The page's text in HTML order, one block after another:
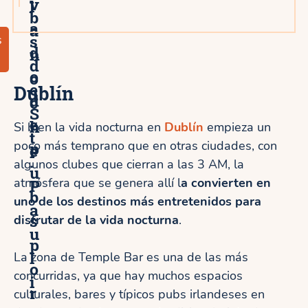
l
a
n
o
c
h
e
b
s
d
e
S
t
.
P
a
u
l
i
a
d
o
d
e
p
u
b
s
p
o
r
Dublín
Si bien la vida nocturna en Dublín empieza un
poco más temprano que en otras ciudades, con
algunos clubes que cierran a las 3 AM, la
atmósfera que se genera allí la convierten en
uno de los destinos más entretenidos para
disfrutar de la vida nocturna.
La zona de Temple Bar es una de las más
concurridas, ya que hay muchos espacios
culturales, bares y típicos pubs irlandeses en